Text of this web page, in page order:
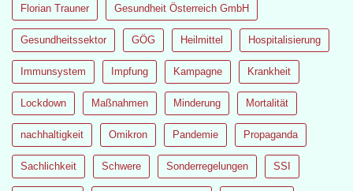
Florian Trauner Gesundheit Österreich GmbH
Gesundheitssektor GÖG Heilmittel Hospitalisierung
Immunsystem Impfung Kampagne Krankheit
Lockdown Maßnahmen Minderung Mortalität
nachhaltigkeit Omikron Pandemie Propaganda
Sachlichkeit Schwere Sonderregelungen SSI